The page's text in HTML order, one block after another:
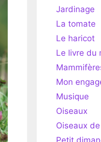
Jardinage
La tomate
Le haricot
Le livre du
Mon
Musique
Oiseaux
Oiseaux
Petit